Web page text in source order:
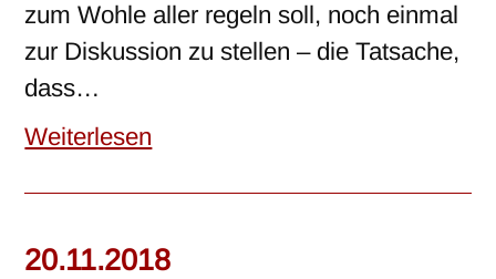
zum Wohle aller regeln soll, noch einmal
zur Diskussion zu stellen – die Tatsache,
dass…
Weiterlesen
20.11.2018